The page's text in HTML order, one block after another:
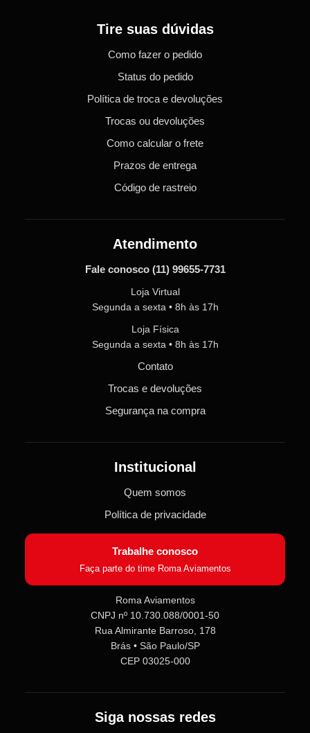
Roma Aviamentos
Online agora
Aviamentos!
Fale com a gente pelo SAC para tirar
dúvidas sobre pedidos e produtos,
Tire suas dúvidas
Como fazer o pedido
Status do pedido
Política de troca e devoluções
Trocas ou devoluções
Como calcular o frete
Prazos de entrega
Código de rastreio
Atendimento
Fale conosco (11) 99655-7731
Loja Virtual
Segunda a sexta • 8h às 17h
Loja Física
Segunda a sexta • 8h às 17h
Contato
Trocas e devoluções
Segurança na compra
Institucional
Quem somos
Política de privacidade
Trabalhe conosco
Faça parte do time Roma Aviamentos
Roma Aviamentos
CNPJ nº 10.730.088/0001-50
Rua Almirante Barroso, 178
Brás • São Paulo/SP
CEP 03025-000
Siga nossas redes